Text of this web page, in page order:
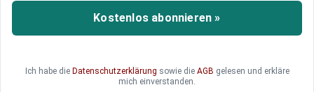
Einer der Attentäter vom Atatürk-Flughafen soll
es noch keine gesicherten Hinweise für diese
Kostenlos abonnieren »
Ich habe die Datenschutzerklärung sowie die AGB gelesen und erkläre
mich einverstanden.